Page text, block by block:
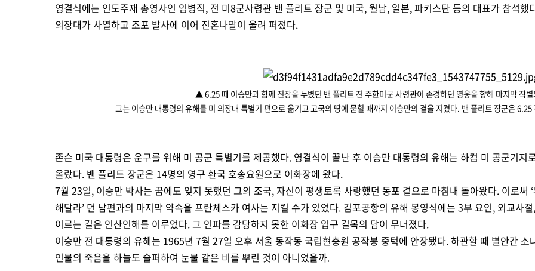
영결식에는 인도주재 총영사인 임병직, 전 미8군사령관 밴 플리트 장군 및 미국, 월남, 일본, 파키스탄 등의 대표가 참석
의장대가 사열하고 조포 발사에 이어 진혼나팔이 울려 퍼졌다.
▲ 6. 25 때 이승만과 함께 전장을 누볐던 밴 플리트 전 주한미군 사령관이 존경하던 영웅을 향해 마지막 작
그는 이승만 대통령의 유해를 미 의장대 특별기 편으로 옮기고 고국의 땅에 묻힐 때까지 이승만의 곁을 지켰다. 밴 플리트 장군은
존슨 미국 대통령은 운구를 위해 미 공군 특별기를 제공했다. 영결식이 끝난 후 이승만 대통령의 유해는 하컴 미 공군기
올랐다. 밴 플리트 장군은 14명의 영구 환국 호송요원으로 이화장에 왔다.
7월 23일, 이승만 박사는 꿈에도 잊지 못했던 그의 조국, 자신이 평생토록 사랑했던 동포 곁으로 마침내 돌아왔다. 이로써
해달라’ 던 남편과의 마지막 약속을 프란체스카 여사는 지킬 수가 있었다. 김포공항의 유해 봉영식에는 3부 요인, 외교사
이르는 길은 인산인해를 이루었다. 그 인파를 감당하지 못한 이화장 입구 길목의 담이 무너졌다.
이승만 전 대통령의 유해는 1965년 7월 27일 오후 서울 동작동 국립현충원 공작봉 중턱에 안장됐다. 하관할 때 별안간
인물의 죽음을 하늘도 슬퍼하여 눈물 같은 비를 뿌린 것이 아니었을까.